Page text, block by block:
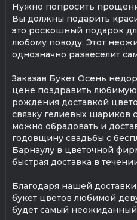
Нужно попросить
Вы должны подарить
это роскошный подарок
любому поводу. Этот
однозначно развеселит
Заказав Букет Осень
цене поздравить
рождения доставкой
связку гелиевых шариков
можно обрадовать и
годовщину свадьбы с
Барнаулу в цветочной
быстрая доставка в
Благодаря нашей
букет цветов любимой
будет самый